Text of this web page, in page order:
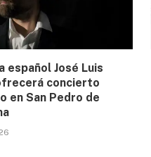
español José Luis
concierto
en San Pedro de